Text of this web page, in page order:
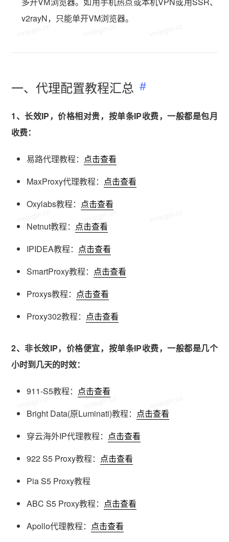
v2rayN，只能单开VM浏览器。
一、代理配置教程汇总
1、长效IP，价格相对贵，按单条IP收费，一般都是包月
收费：
易路代理教程： 点击查看
MaxProxy代理教程： 点击查看
Oxylabs教程： 点击查看
Netnut教程： 点击查看
IPIDEA教程： 点击查看
SmartProxy教程： 点击查看
Proxys教程： 点击查看
Proxy302教程： 点击查看
2、非长效IP，价格便宜，按单条IP收费，一般都是几个
小时到几天的时效：
911-S5教程： 点击查看
Bright Data(原Luminati)教程： 点击查看
穿云海外IP代理教程： 点击查看
922 S5 Proxy教程： 点击查看
Pia S5 Proxy教程
ABC S5 Proxy教程： 点击查看
Apollo代理教程： 点击查看
vmlogin.cc
vmlogin.cc vmlogin.cc
vmlogin.cc